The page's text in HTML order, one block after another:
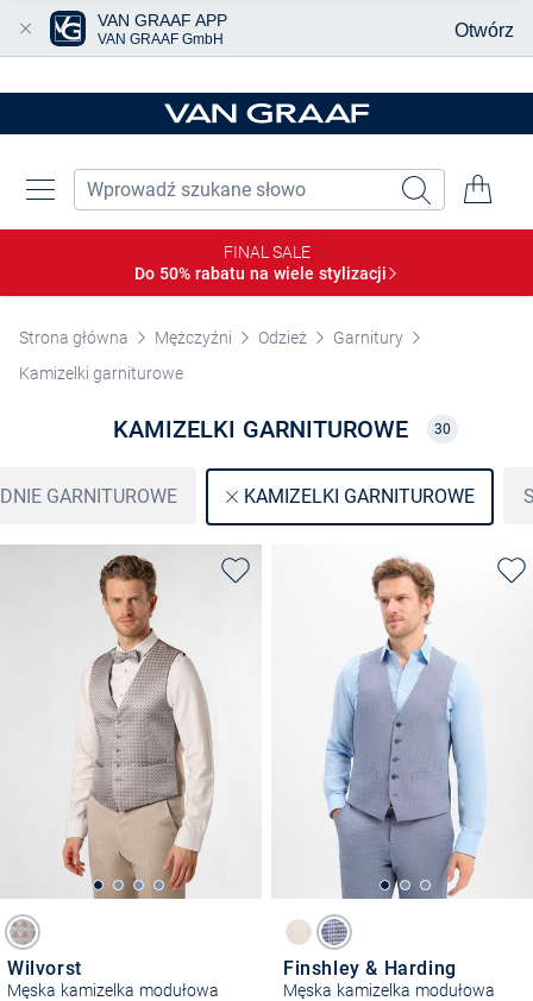
FINAL SALE
Do 50% rabatu na wiele stylizacji
Strona główna Mężczyźni Odzież
Garnitury
Kamizelki garniturowe
KAMIZELKI GARNITUROWE 30
GARNITUROWE KAMIZELKI GARNITUROWE
Wilvorst
Męska kamizelka modułowa
Finshley & Harding
Męska kamizelka modułowa
VAN GRAAF APP
VAN GRAAF GmbH Otwórz